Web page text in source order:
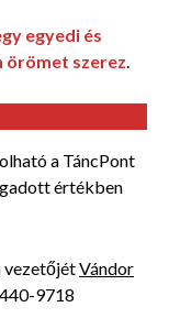
egyedi és
örömet szerez.
a TáncPont
értékben
vezetőjétVándor
9718